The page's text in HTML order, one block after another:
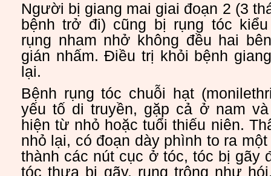
Người bị giang mai giai đoạn 2 (3
bệnh trở đi) cũng bị rụng tóc
rụng nham nhở không đều hai
gián nhấm. Điều trị khỏi bệnh
lại.
Bệnh rụng tóc chuỗi hạt
yếu tố di truyền, gặp cả ở nam
hiện từ nhỏ hoặc tuổi thiếu niên.
nhỏ lại, có đoạn dày phình to ra
thành các nút cục ở tóc, tóc bị gãy
tóc thưa bị gãy, rụng trông như